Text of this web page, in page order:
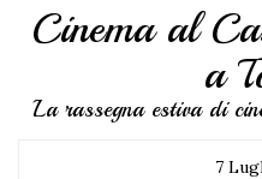
Cinema al
a
La rassegna estiva di
7